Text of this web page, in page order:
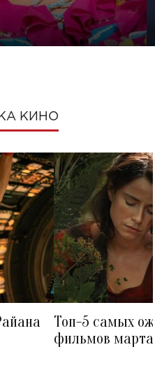
КИНО
Топ-5 самых
фильмов